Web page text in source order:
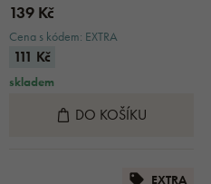
139 Kč
Cena s kódem: EXTRA
111 Kč
skladem
DO KOŠÍKU
EXTRA